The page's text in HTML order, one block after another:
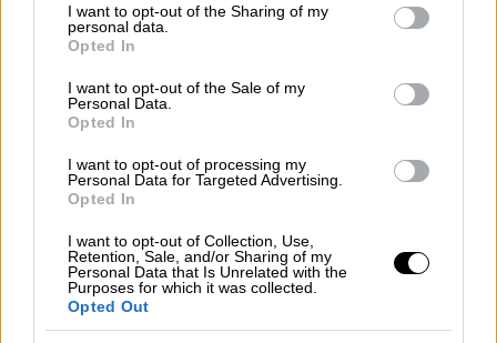
not limited to your visit or usage behaviour. You may click to
grant or deny consent to Google and its third-party tags to
use your data for below specified purposes in below Google
consent section.
I want to opt-out of the Sharing of my
personal data.
Opted In
I want to opt-out of the Sale of my
Personal Data.
Opted In
I want to opt-out of processing my
Personal Data for Targeted Advertising.
Opted In
I want to opt-out of Collection, Use,
Retention, Sale, and/or Sharing of my
Personal Data that Is Unrelated with the
Purposes for which it was collected.
Opted Out
Το Bitcoin έσπασε το φράγμα των
100.000 δολαρίων για πρώτη φορά!
Το Bitcoin έσπασε σήμερα, για πρώτη φορά
στην ιστορία του, το φράγμα των 100.000